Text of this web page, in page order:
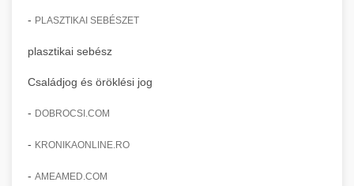
- PLASZTIKAI SEBÉSZET
plasztikai sebész
Családjog és öröklési jog
- DOBROCSI.COM
- KRONIKAONLINE.RO
- AMEAMED.COM